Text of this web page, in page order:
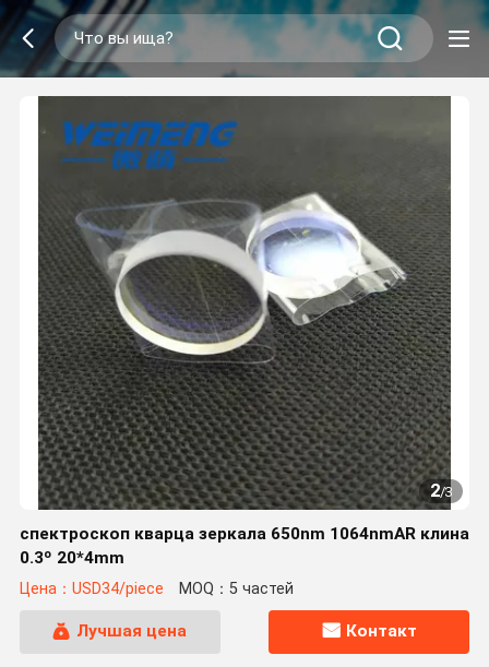
2/3
спектроскоп кварца зеркала 650nm 1064nmAR клина
0.3º 20*4mm
Цена：USD34/piece MOQ：5 частей
Лучшая цена Контакт